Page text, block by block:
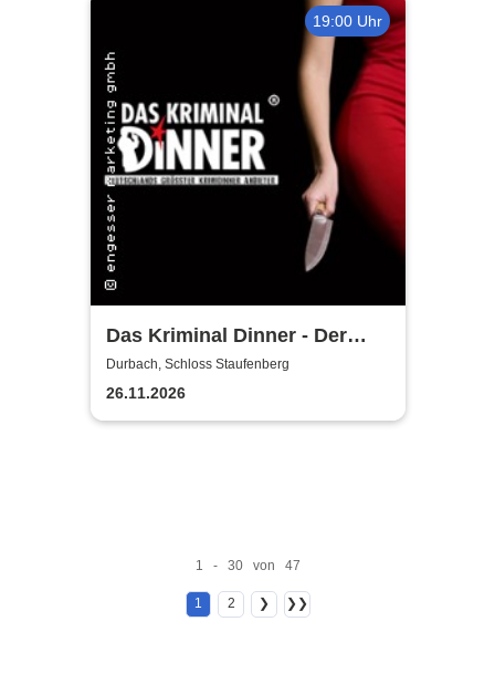
19:00 Uhr
Das Kriminal Dinner - Der
letzte Joint der Marie Juana
Durbach, Schloss Staufenberg
26.11.2026
1 - 30 von 47
1 2 ❯ ❯❯